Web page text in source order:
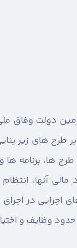
دولت وفاق
طرح های زیر
ها، برنامه
آنها،
اجرایی در
وظايف و